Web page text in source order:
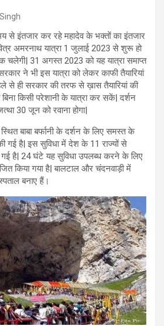
से इंतजार कर रहे महादेव के भक्तों का इंतजार
अमरनाथ यात्रा 1 जुलाई 2023 से शुरू हो
चलेगी| 31 अगस्त 2023 को यह यात्रा समाप्त
ने भी इस यात्रा को लेकर काफी तैयारियां
से ही सरकार की तरफ से ख़ास तैयारियां की
किसी परेशानी के यात्रा कर सकें| दर्शन
30 जून को रवाना होगा|
बाबा बर्फानी के दर्शन के लिए समस्त के
गई है| इस सुविधा में देश के 11 राज्यों से
गई है| 24 घंटे यह सुविधा उपलब्ध करने के लिए
किया गया है| बालटाल और चंदनवाड़ी में
बनाए हैं।